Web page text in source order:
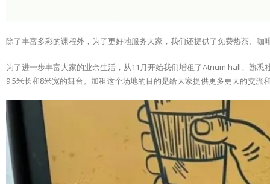
除了丰富多彩的课程外，为了更好地服务大家，我们还提供了免费热茶、
为了进一步丰富大家的业余生活，从11月开始我们增租了Atrium hall。熟
9.5米长和8米宽的舞台。加租这个场地的目的是给大家提供更多更大的交流